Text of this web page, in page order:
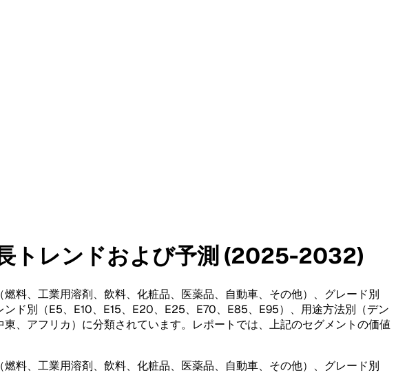
トレンドおよび予測 (2025-2032)
料、工業用溶剤、飲料、化粧品、医薬品、自動車、その他）、グレード別
ド別（E5、E10、E15、E20、E25、E70、E85、E95）、用途方法別（デン
、アフリカ）に分類されています。レポートでは、上記のセグメントの価値
料、工業用溶剤、飲料、化粧品、医薬品、自動車、その他）、グレード別